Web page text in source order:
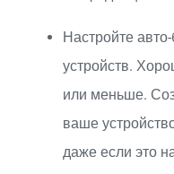
Настройте
устройств.
или меньше.
ваше
даже если это